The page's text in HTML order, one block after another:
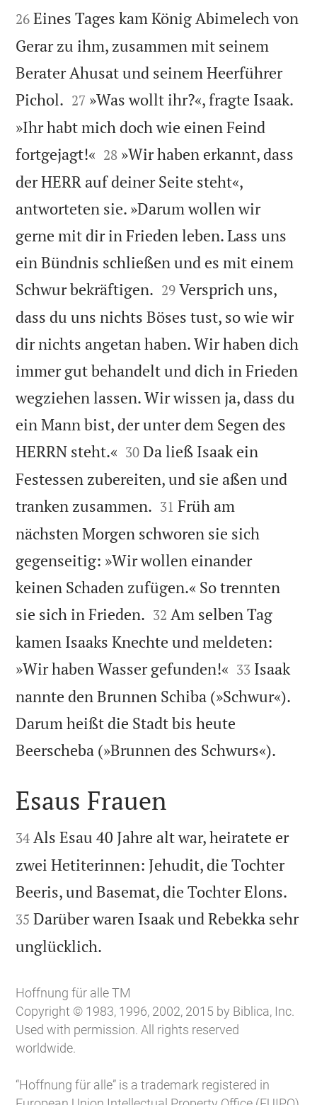


26 Eines Tages kam König Abimelech von
Gerar zu ihm, zusammen mit seinem
Berater Ahusat und seinem Heerführer
Pichol. 

27 »Was wollt ihr?«, fragte Isaak.
»Ihr habt mich doch wie einen Feind
fortgejagt!« 

28 »Wir haben erkannt, dass
der HERR auf deiner Seite steht«,
antworteten sie. »Darum wollen wir
gerne mit dir in Frieden leben. Lass uns
ein Bündnis schließen und es mit einem
Schwur bekräftigen. 

29 Versprich uns,
dass du uns nichts Böses tust, so wie wir
dir nichts angetan haben. Wir haben dich
immer gut behandelt und dich in Frieden
wegziehen lassen. Wir wissen ja, dass du
ein Mann bist, der unter dem Segen des
HERRN steht.« 

30 Da ließ Isaak ein
Festessen zubereiten, und sie aßen und
tranken zusammen. 

31 Früh am
nächsten Morgen schworen sie sich
gegenseitig: »Wir wollen einander
keinen Schaden zufügen.« So trennten
sie sich in Frieden. 

32 Am selben Tag
kamen Isaaks Knechte und meldeten:
»Wir haben Wasser gefunden!« 

33 Isaak
nannte den Brunnen Schiba (»Schwur«).
Darum heißt die Stadt bis heute
Beerscheba (»Brunnen des Schwurs«).

Esaus Frauen

34 Als Esau 40 Jahre alt war, heiratete er
zwei Hetiterinnen: Jehudit, die Tochter
Beeris, und Basemat, die Tochter Elons.
35 Darüber waren Isaak und Rebekka sehr
unglücklich.
Hoffnung für alle TM
Copyright © 1983, 1996, 2002, 2015 by Biblica, Inc.
Used with permission. All rights reserved
worldwide.
“Hoffnung für alle” is a trademark registered in